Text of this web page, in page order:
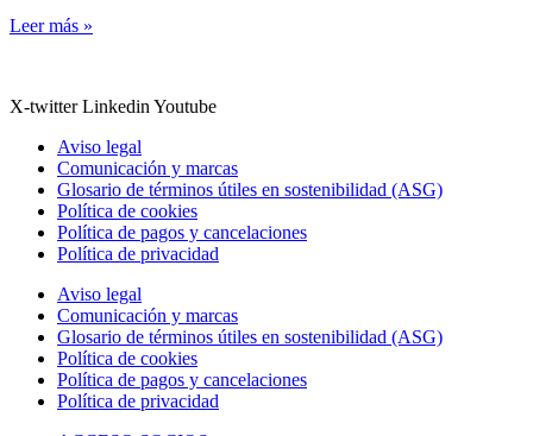
Leer más »
X-twitter Linkedin Youtube
Aviso legal
Comunicación y marcas
Glosario de términos útiles en sostenibilidad (ASG)
Política de cookies
Política de pagos y cancelaciones
Política de privacidad
Aviso legal
Comunicación y marcas
Glosario de términos útiles en sostenibilidad (ASG)
Política de cookies
Política de pagos y cancelaciones
Política de privacidad